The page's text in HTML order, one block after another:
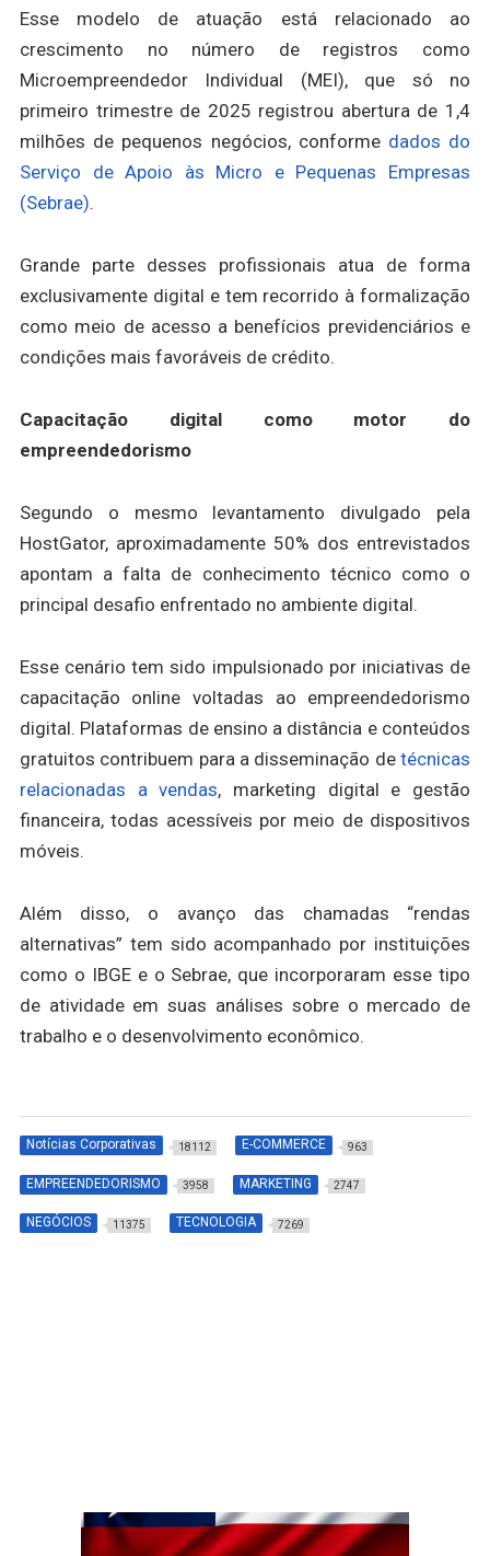
Esse modelo de atuação está relacionado ao
crescimento no número de registros como
Microempreendedor Individual (MEI), que só no
primeiro trimestre de 2025 registrou abertura de 1,4
milhões de pequenos negócios, conforme dados do
Serviço de Apoio às Micro e Pequenas Empresas
(Sebrae).
Grande parte desses profissionais atua de forma
exclusivamente digital e tem recorrido à formalização
como meio de acesso a benefícios previdenciários e
condições mais favoráveis de crédito.
Capacitação digital como motor do
empreendedorismo
Segundo o mesmo levantamento divulgado pela
HostGator, aproximadamente 50% dos entrevistados
apontam a falta de conhecimento técnico como o
principal desafio enfrentado no ambiente digital.
Esse cenário tem sido impulsionado por iniciativas de
capacitação online voltadas ao empreendedorismo
digital. Plataformas de ensino a distância e conteúdos
gratuitos contribuem para a disseminação detécnicas
relacionadas a vendas, marketing digital e gestão
financeira, todas acessíveis por meio de dispositivos
móveis.
Além disso, o avanço das chamadas “rendas
alternativas” tem sido acompanhado por instituições
como o IBGE e o Sebrae, que incorporaram esse tipo
de atividade em suas análises sobre o mercado de
trabalho e o desenvolvimento econômico.
Notícias Corporativas 18112 E-COMMERCE 963
EMPREENDEDORISMO 3958 MARKETING 2747
NEGÓCIOS 11375 TECNOLOGIA 7269